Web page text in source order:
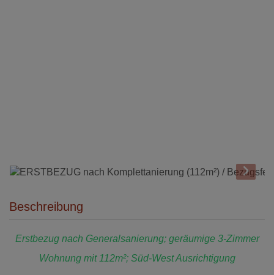
Beschreibung
Erstbezug nach Generalsanierung; geräumige 3-Zimmer
Wohnung mit 112m²; Süd-West Ausrichtigung